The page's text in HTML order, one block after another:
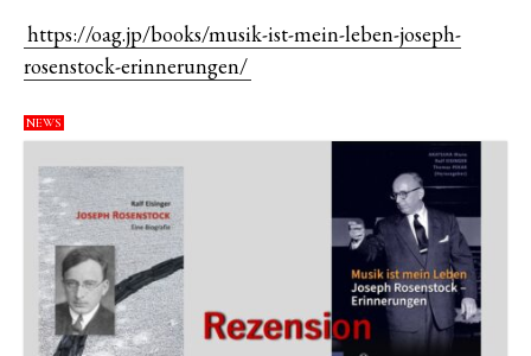
https://oag.jp/books/musik-ist-mein-leben-joseph-
rosenstock-erinnerungen/
NEWS